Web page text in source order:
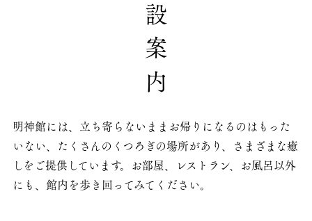
施設案内
明神館には、立ち寄らないままお帰りになるのはもった
いない、たくさんのくつろぎの場所があり、さまざまな癒
しをご提供しています。お部屋、レストラン、お風呂以外
にも、館内を歩き回ってみてください。